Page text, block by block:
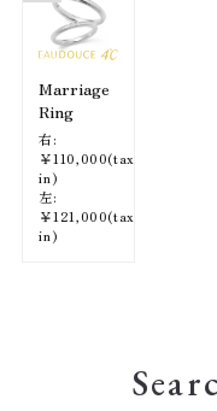
Marriage
Ring
右:
￥110,000(tax
in)
左:
￥121,000(tax
in)